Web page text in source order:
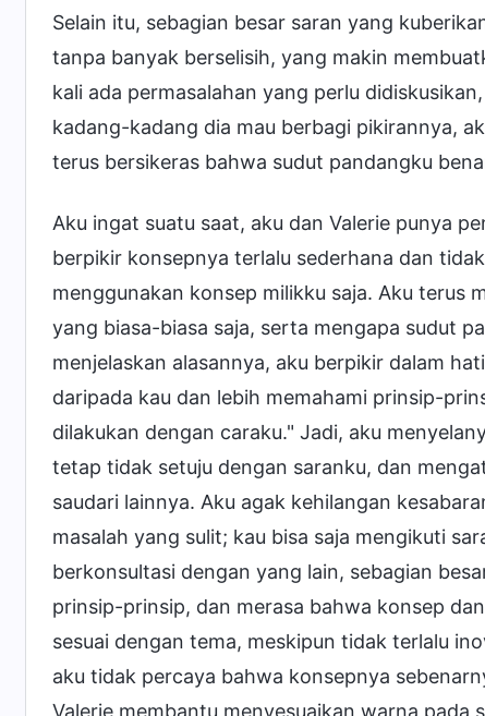
Selain itu, sebagian besar saran yang
tanpa banyak berselisih, yang makin
kali ada permasalahan yang perlu
kadang-kadang dia mau berbagi pikirannya,
terus bersikeras bahwa sudut pandangku
Aku ingat suatu saat, aku dan Valerie punya
berpikir konsepnya terlalu sederhana dan
menggunakan konsep milikku saja. Aku terus
yang biasa-biasa saja, serta mengapa sudut
menjelaskan alasannya, aku berpikir dalam
daripada kau dan lebih memahami prinsip-
dilakukan dengan caraku." Jadi, aku
tetap tidak setuju dengan saranku, dan
saudari lainnya. Aku agak kehilangan
masalah yang sulit; kau bisa saja mengikuti
berkonsultasi dengan yang lain, sebagian
prinsip-prinsip, dan merasa bahwa konsep
sesuai dengan tema, meskipun tidak terlalu
aku tidak percaya bahwa konsepnya
Valerie membantu menyesuaikan warna pada